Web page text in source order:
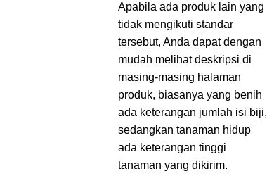
Apabila ada produk lain yang
tidak mengikuti standar
tersebut, Anda dapat dengan
mudah melihat deskripsi di
masing-masing halaman
produk, biasanya yang benih
ada keterangan jumlah isi biji,
sedangkan tanaman hidup
ada keterangan tinggi
tanaman yang dikirim.